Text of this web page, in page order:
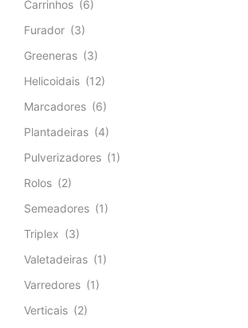
Carrinhos (6)
Furador (3)
Greeneras (3)
Helicoidais (12)
Marcadores (6)
Plantadeiras (4)
Pulverizadores (1)
Rolos (2)
Semeadores (1)
Triplex (3)
Valetadeiras (1)
Varredores (1)
Verticais (2)